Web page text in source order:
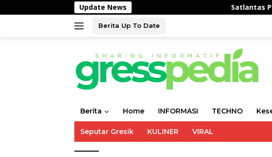
ke
Update News Satlantas
Berita Up To Date
Berita Home INFORMASI TECHNO
Seputar Gresik KULINER VIRAL